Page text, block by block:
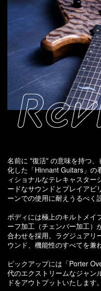
名前に "復活" の意味を持つ
化した「Hinnant Guitars」の
ィショナルなテレキャスター
ードなサウンドとプレイアビ
ーンでの使用に耐えうるべく
ボディには極上のキルトメイ
ーフ加工（チェンバー加工）
合わせを採用。ラグジュアリ
ウンド、機能性のすべてを兼
ピックアップには「Porter
代のエクストリームなジャン
ドをアウトプットいたします。